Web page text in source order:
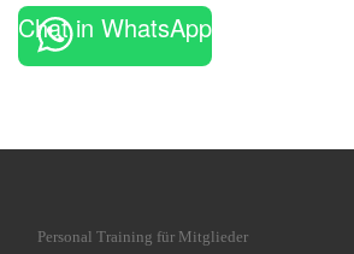
Chat in WhatsApp
Personal Training für Mitglieder